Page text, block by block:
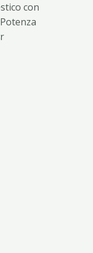
con